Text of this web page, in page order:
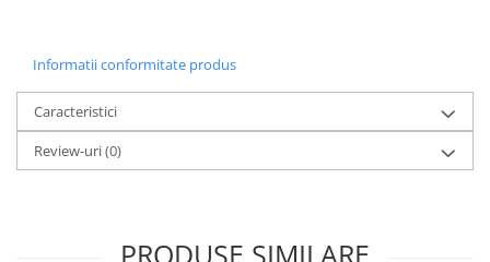
Informatii conformitate produs
Caracteristici
Review-uri(0)
PRODUSE SIMILARE